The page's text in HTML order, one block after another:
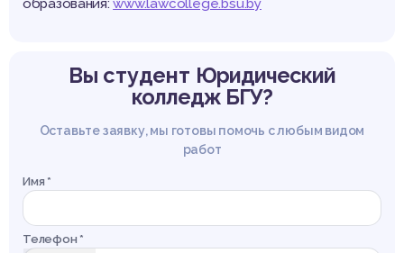
образования:www.lawcollege.bsu.by
Вы студент Юридический
колледж БГУ?
Оставьте заявку, мы готовы помочь с любым видом
работ
Имя *
Телефон *